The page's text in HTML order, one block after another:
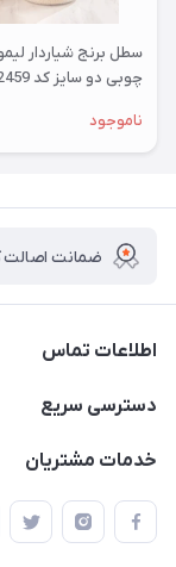
سطل برنج شیاردار
چوبی دو سایز کد 2456/2459
ناموجود
ضمانت اصالت
اطلاعات تماس
02177408855 و شماره واتس آپ 09126894295
دسترسی سریع
حساب کاربری
تماس با ما
خدمات مشتریان
قوانین و مقررات
حریم خصوصی